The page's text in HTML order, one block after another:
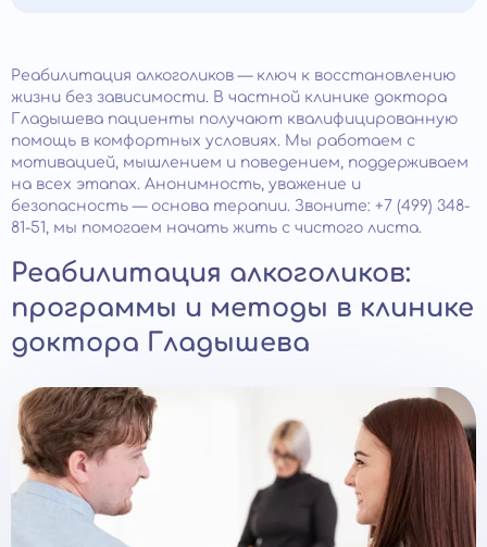
Реабилитация алкоголиков — ключ к восстановлению
жизни без зависимости. В частной клинике доктора
Гладышева пациенты получают квалифицированную
помощь в комфортных условиях. Мы работаем с
мотивацией, мышлением и поведением, поддерживаем
на всех этапах. Анонимность, уважение и
безопасность — основа терапии. Звоните: +7 (499) 348-
81-51, мы помогаем начать жить с чистого листа.
Реабилитация алкоголиков:
программы и методы в клинике
доктора Гладышева